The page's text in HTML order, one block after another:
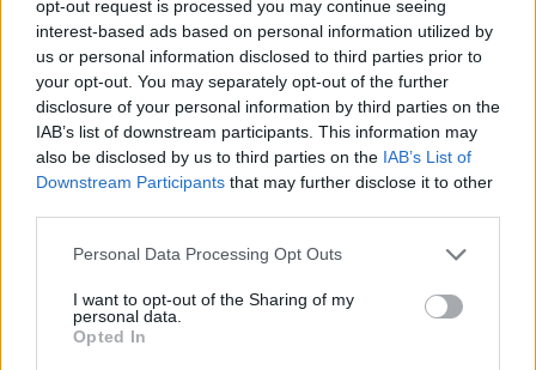
opt-out request is processed you may continue seeing
interest-based ads based on personal information utilized by
us or personal information disclosed to third parties prior to
your opt-out. You may separately opt-out of the further
disclosure of your personal information by third parties on the
IAB’s list of downstream participants. This information may
also be disclosed by us to third parties on the IAB’s List of
Downstream Participants that may further disclose it to other
Personal Data Processing Opt Outs
I want to opt-out of the Sharing of my
personal data.
Opted In
Szerdán ismét nagyot estek az ázsiai félvezető- és
technológiai részvények, miután a Wall Streeten
az előző napi, rövid ideig tartó chippiaci
fellendülés kifulladt, és a befektetők körében
továbbra is aggodalmat kelt a mesterséges
intelligenciával foglalkozó cégek túlfeszített
értékeltsége - közölte a Cnbc.
zuhant, miután a Bloomberg arról számolt be, hogy
akadályokba ütközött a vállalat azon terve, miszerint